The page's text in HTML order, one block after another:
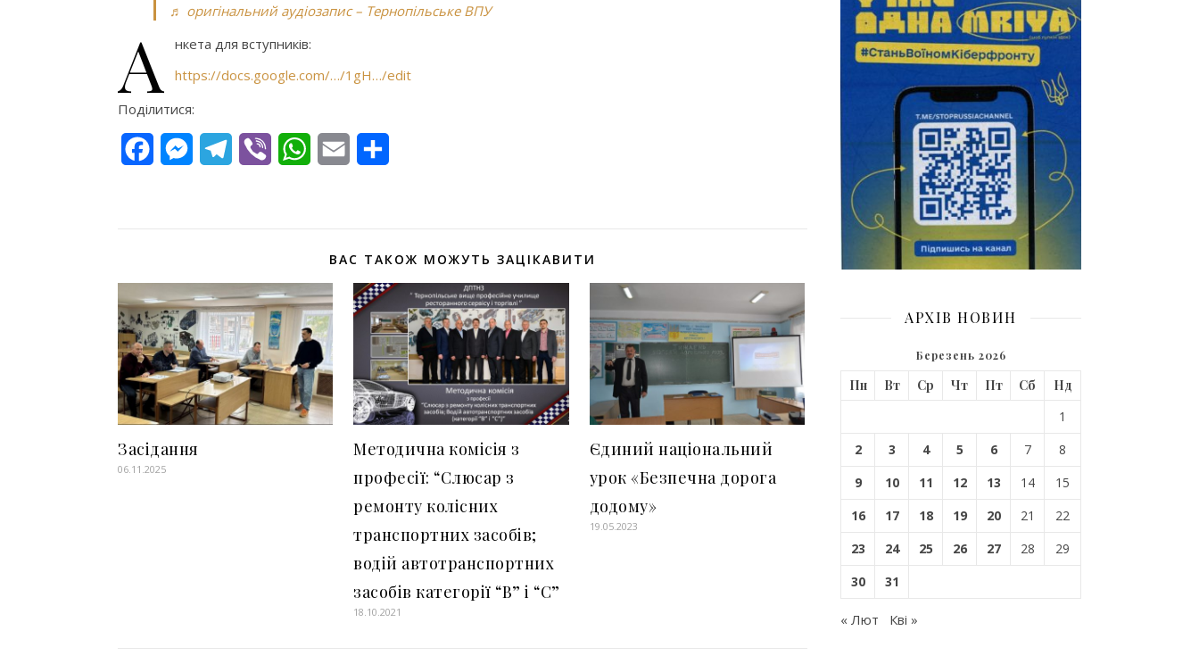
♬ оригінальний аудіозапис – Тернопільське ВПУ
А
нкета для вступників:
https://docs.google.com/…/1gH…/edit
Поділитися:
FacebookMessengerTelegram
Viber WhatsApp
Email
ВАС ТАКОЖ МОЖУТЬ ЗАЦІКАВИТИ
Засідання
06.11.2025
Методична комісія з
професії: “Слюсар з
ремонту колісних
транспортних засобів;
водій автотранспортних
засобів категорії “В” і “С”
18.10.2021
Єдиний національний
урок «Безпечна дорога
додому»
19.05.2023
АРХІВ НОВИН
Березень 2026
Пн Вт Ср Чт Пт Сб
Нд
1
2
3 4 5 6 7
8
9
10 11 12 13 14
15
16
17 18 19 20 21
22
23
24 25 26 27 28
29
30
31
« Лют Кві »